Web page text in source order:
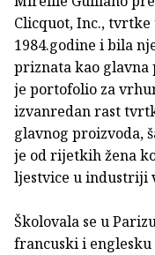
Clicquot, Inc.,
1984.godine i bila
priznata kao
je portofolio za
izvanredan rast
glavnog proizvoda,
je od rijetkih žena
ljestvice u industriji
Školovala se u
francuski i